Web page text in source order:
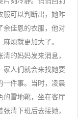
服可以判断出，她昨
余佳恩的衣服，他对
烦就更加大了。
的妈妈发来消息，
家人们就会来找她要
一件事。当时，凌晨
的雪地靴，坐在客厅
清下班后去接她，